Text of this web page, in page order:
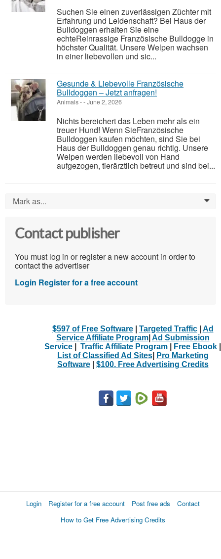
Suchen Sie einen zuverlässigen Züchter mit
Erfahrung und Leidenschaft? Bei Haus der
Bulldoggen erhalten Sie eine
echteReinrassige Französische Bulldogge in
höchster Qualität. Unsere Welpen wachsen
in einer liebevollen und sic...
Gesunde & Liebevolle Französische
Bulldoggen – Jetzt anfragen!
Animals--June 2, 2026
Nichts bereichert das Leben mehr als ein
treuer Hund! Wenn SieFranzösische
Bulldoggen kaufen möchten, sind Sie bei
Haus der Bulldoggen genau richtig. Unsere
Welpen werden liebevoll von Hand
aufgezogen, tierärztlich betreut und sind bei...
Mark as... 0
Contact publisher
You must log in or register a new account in order to
contact the advertiser
Login Register for a free account
$597 of Free Software| Targeted Traffic| Ad
Service Affiliate Program| Ad Submission
Service
Traffic Affiliate Program Free Ebook
List of Classified Ad Sites|
Pro Marketing
Software| $100. Free Advertising Credits
Login Register for a free account Post free ads
Contact
How to Get Free Advertising Credits